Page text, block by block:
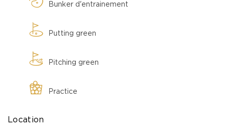
Bunker d'entrainement
Putting green
Pitching green
Practice
Location